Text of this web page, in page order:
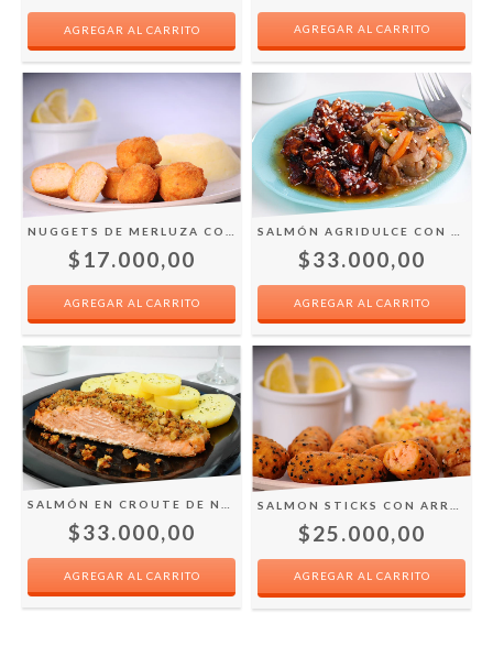
AGREGAR AL CARRITO
$17.000,00 $33.000,00
$33.000,00 $25.000,00